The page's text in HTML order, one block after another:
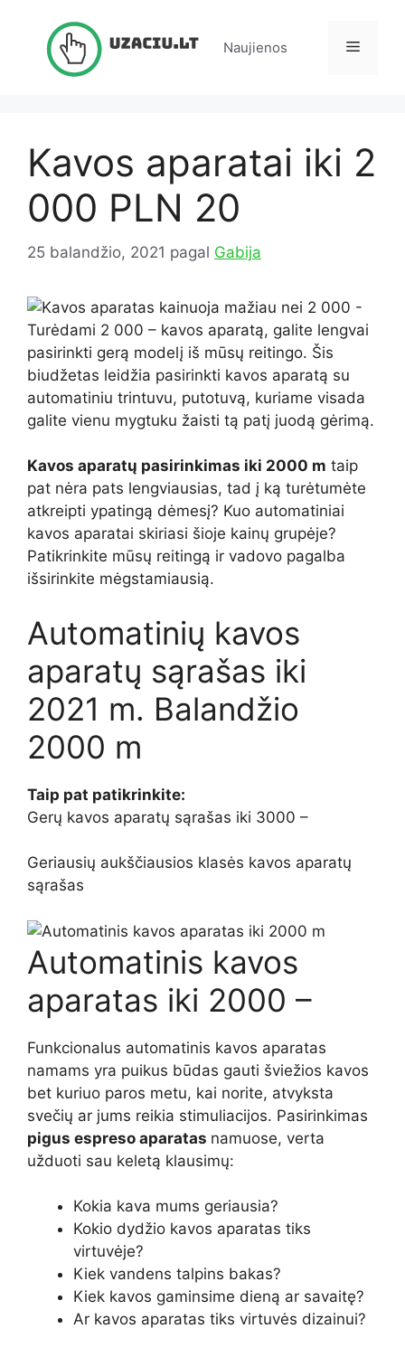
Naujienos Meniu
Kavos aparatai iki 2
000 PLN 20
25 balandžio, 2021 pagal Gabija
Turėdami 2 000 – kavos aparatą, galite lengvai
pasirinkti gerą modelį iš mūsų reitingo. Šis
biudžetas leidžia pasirinkti kavos aparatą su
automatiniu trintuvu, putotuvą, kuriame visada
galite vienu mygtuku žaisti tą patį juodą gėrimą.
Kavos aparatų pasirinkimas iki 2000 m taip
pat nėra pats lengviausias, tad į ką turėtumėte
atkreipti ypatingą dėmesį? Kuo automatiniai
kavos aparatai skiriasi šioje kainų grupėje?
Patikrinkite mūsų reitingą ir vadovo pagalba
išsirinkite mėgstamiausią.
Automatinių kavos
aparatų sąrašas iki
2021 m. Balandžio
2000 m
Taip pat patikrinkite:
Gerų kavos aparatų sąrašas iki 3000 –
Geriausių aukščiausios klasės kavos aparatų
sąrašas
Automatinis kavos
aparatas iki 2000 –
Funkcionalus automatinis kavos aparatas
namams yra puikus būdas gauti šviežios kavos
bet kuriuo paros metu, kai norite, atvyksta
svečių ar jums reikia stimuliacijos. Pasirinkimas
pigus espreso aparatas namuose, verta
užduoti sau keletą klausimų:
Kokia kava mums geriausia?
Kokio dydžio kavos aparatas tiks
virtuvėje?
Kiek vandens talpins bakas?
Kiek kavos gaminsime dieną ar savaitę?
Ar kavos aparatas tiks virtuvės dizainui?